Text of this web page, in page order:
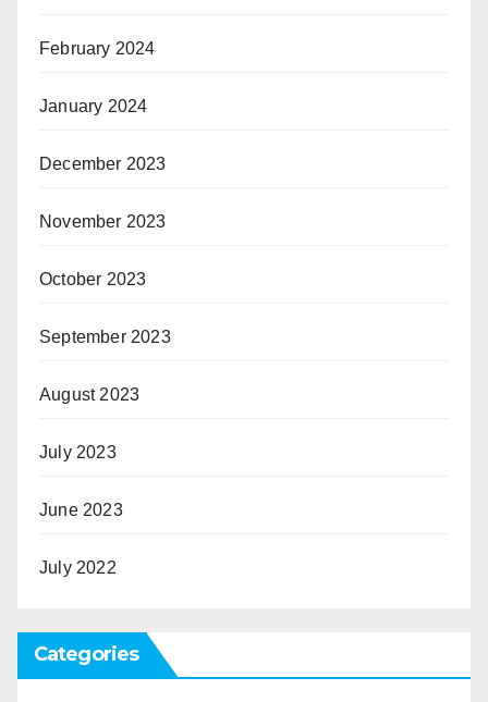
February 2024
January 2024
December 2023
November 2023
October 2023
September 2023
August 2023
July 2023
June 2023
July 2022
Categories